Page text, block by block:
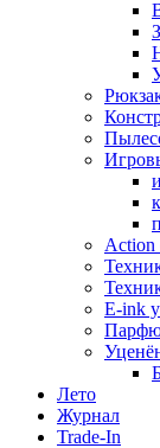
Action
E-ink
Лето
Журнал
Trade-In